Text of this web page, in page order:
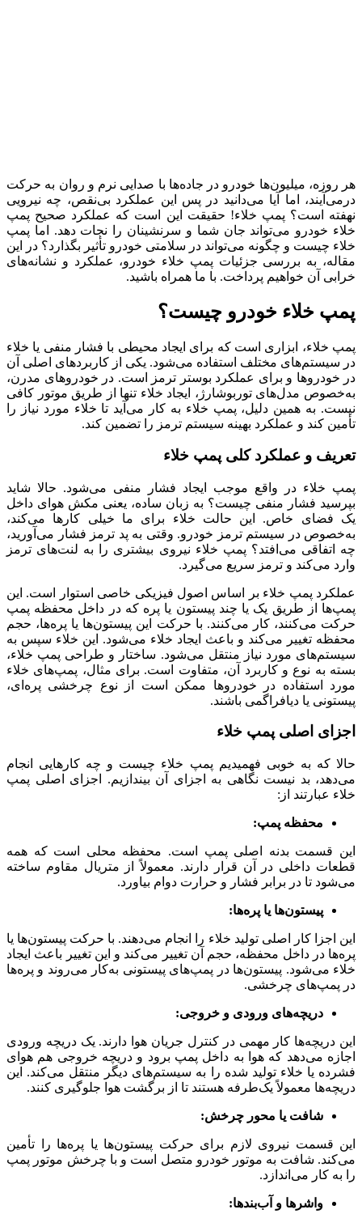
هر روزه، میلیون‌ها خودرو در جاده‌ها با صدایی نرم و روان به حرکت
درمی‌آیند، اما آیا می‌دانید در پس این عملکرد بی‌نقص، چه نیرویی
نهفته است؟ پمپ خلاء! حقیقت این است که عملکرد صحیح پمپ
خلاء خودرو می‌تواند جان شما و سرنشینان را نجات دهد. اما پمپ
خلاء چیست و چگونه می‌تواند در سلامتی خودرو تأثیر بگذارد؟ در این
مقاله، به بررسی جزئیات پمپ خلاء خودرو، عملکرد و نشانه‌های
خرابی آن خواهیم پرداخت. با ما همراه باشید.
پمپ خلاء خودرو چیست؟
پمپ خلاء، ابزاری است که برای ایجاد محیطی با فشار منفی یا خلاء
در سیستم‌های مختلف استفاده می‌شود. یکی از کاربردهای اصلی آن
در خودروها و برای عملکرد بوستر ترمز است. در خودروهای مدرن،
به‌خصوص مدل‌های توربوشارژ، ایجاد خلاء تنها از طریق موتور کافی
نیست. به همین دلیل، پمپ خلاء به کار می‌آید تا خلاء مورد نیاز را
تأمین کند و عملکرد بهینه سیستم ترمز را تضمین کند.
تعریف و عملکرد کلی پمپ خلاء
پمپ خلاء در واقع موجب ایجاد فشار منفی می‌شود. حالا شاید
بپرسید فشار منفی چیست؟ به زبان ساده، یعنی مکش هوای داخل
یک فضای خاص. این حالت خلاء برای ما خیلی کارها می‌کند،
به‌خصوص در سیستم ترمز خودرو. وقتی به پد ترمز فشار می‌آورید،
چه اتفاقی می‌افتد؟ پمپ خلاء نیروی بیشتری را به لنت‌های ترمز
وارد می‌کند و ترمز سریع می‌گیرد.
عملکرد پمپ خلاء بر اساس اصول فیزیکی خاصی استوار است. این
پمپ‌ها از طریق یک یا چند پیستون یا پره که در داخل محفظه پمپ
حرکت می‌کنند، کار می‌کنند. با حرکت این پیستون‌ها یا پره‌ها، حجم
محفظه تغییر می‌کند و باعث ایجاد خلاء می‌شود. این خلاء سپس به
سیستم‌های مورد نیاز منتقل می‌شود. ساختار و طراحی پمپ خلاء،
بسته به نوع و کاربرد آن، متفاوت است. برای مثال، پمپ‌های خلاء
مورد استفاده در خودروها ممکن است از نوع چرخشی پره‌ای،
پیستونی یا دیافراگمی باشند.
اجزای اصلی پمپ خلاء
حالا که به خوبی فهمیدیم پمپ خلاء چیست و چه کارهایی انجام
می‌دهد، بد نیست نگاهی به اجزای آن بیندازیم. اجزای اصلی پمپ
خلاء عبارتند از:
محفظه پمپ:
این قسمت بدنه اصلی پمپ است. محفظه محلی است که همه
قطعات داخلی در آن قرار دارند. معمولاً از متریال مقاوم ساخته
می‌شود تا در برابر فشار و حرارت دوام بیاورد.
پیستون‌ها یا پره‌ها:
این اجزا کار اصلی تولید خلاء را انجام می‌دهند. با حرکت پیستون‌ها یا
پره‌ها در داخل محفظه، حجم آن تغییر می‌کند و این تغییر باعث ایجاد
خلاء می‌شود. پیستون‌ها در پمپ‌های پیستونی به‌کار می‌روند و پره‌ها
در پمپ‌های چرخشی.
دریچه‌های ورودی و خروجی:
این دریچه‌ها کار مهمی در کنترل جریان هوا دارند. یک دریچه ورودی
اجازه می‌دهد که هوا به داخل پمپ برود و دریچه خروجی هم هوای
فشرده یا خلاء تولید شده را به سیستم‌های دیگر منتقل می‌کند. این
دریچه‌ها معمولاً یک‌طرفه هستند تا از برگشت هوا جلوگیری کنند.
شافت یا محور چرخش:
این قسمت نیروی لازم برای حرکت پیستون‌ها یا پره‌ها را تأمین
می‌کند. شافت به موتور خودرو متصل است و با چرخش موتور پمپ
را به کار می‌اندازد.
واشرها و آب‌بندها: